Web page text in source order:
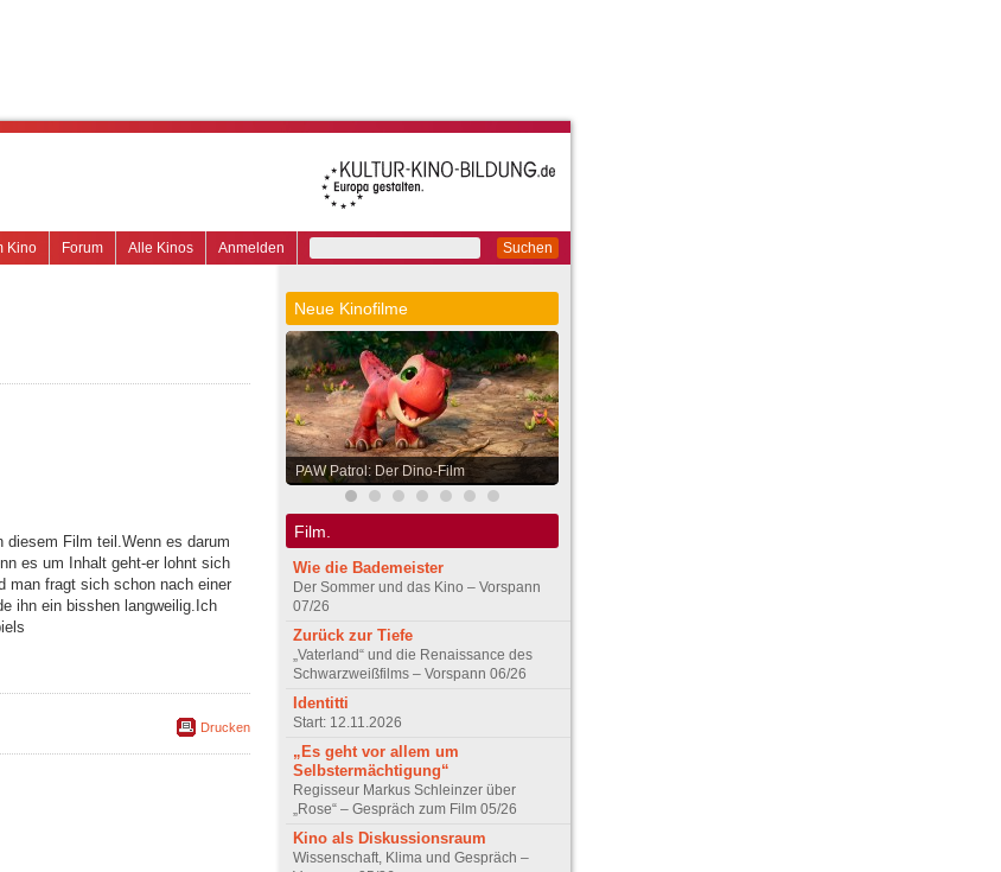
Suchen
Anmelden
Alle Kinos
Forum
Kino
diesem Film teil.Wenn es darum
es um Inhalt geht-er lohnt sich
man fragt sich schon nach einer
ihn ein bisshen langweilig.Ich
Drucken
Neue Kinofilme
PAW Patrol: Der Dino-Film
Film.
Wie die Bademeister
Der Sommer und das Kino – Vorspann
07/26
Zurück zur Tiefe
„Vaterland“ und die Renaissance des
Schwarzweißfilms – Vorspann 06/26
Identitti
Start: 12.11.2026
„Es geht vor allem um
Selbstermächtigung“
Regisseur Markus Schleinzer über
„Rose“ – Gespräch zum Film 05/26
Kino als Diskussionsraum
Wissenschaft, Klima und Gespräch –